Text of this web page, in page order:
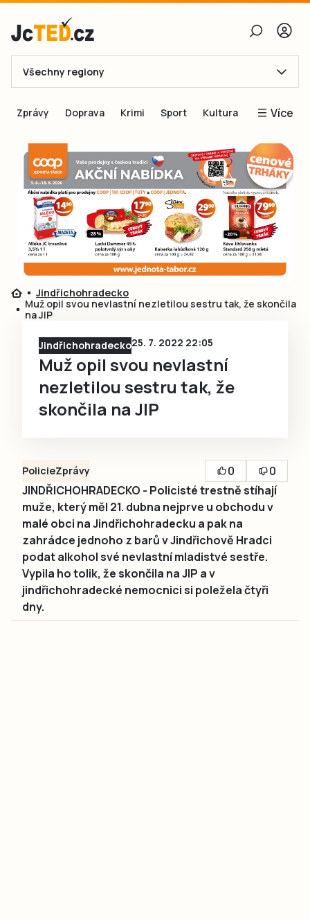
E-mail
Obnovit heslo
Přihlásit se
Přihlásit se přes Facebook
Ještě nemám účet, chci seRegistrovat
Všechny regiony
Zprávy Doprava Krimi Sport Kultura Více
Inspirace
Čtenáři píší
Speciální přílohy
Inzerce
Jindřichohradecko
Muž opil svou nevlastní nezletilou sestru tak, že skončila
na JIP
Jindřichohradecko25. 7. 2022 22:05
Muž opil svou nevlastní
nezletilou sestru tak, že
skončila na JIP
PolicieZprávy 0
0
JINDŘICHOHRADECKO - Policisté trestně stíhají
muže, který měl 21. dubna nejprve u obchodu v
malé obci na Jindřichohradecku a pak na
zahrádce jednoho z barů v Jindřichově Hradci
podat alkohol své nevlastní mladistvé sestře.
Vypila ho tolik, že skončila na JIP a v
jindřichohradecké nemocnici si poležela čtyři
dny.